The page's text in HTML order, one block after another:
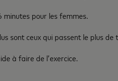
pour les femmes.
sont ceux qui passent le plus de
à faire de l’exercice.